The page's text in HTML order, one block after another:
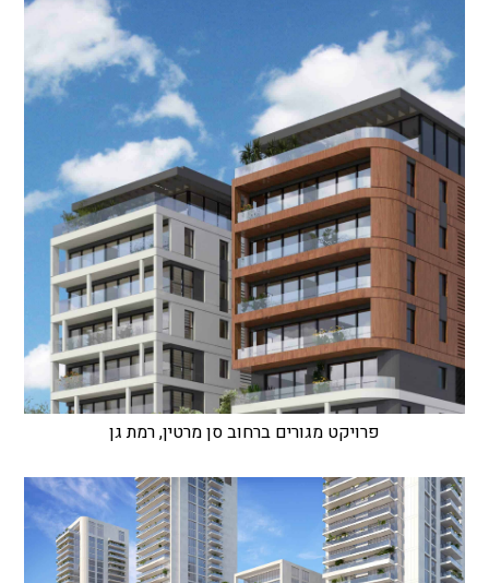
פרויקט מגורים ברחוב סן מרטין, רמת גן